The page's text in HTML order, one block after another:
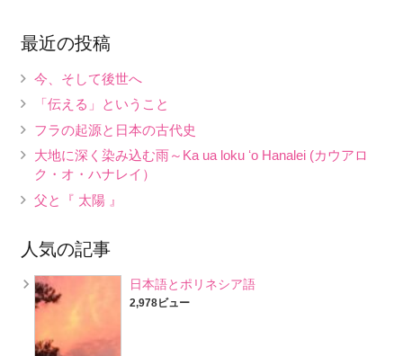
最近の投稿
今、そして後世へ
「伝える」ということ
フラの起源と日本の古代史
大地に深く染み込む雨～Ka ua loku ʻo Hanalei (カウアロ
ク・オ・ハナレイ）
父と『 太陽 』
人気の記事
日本語とポリネシア語
2,978ビュー